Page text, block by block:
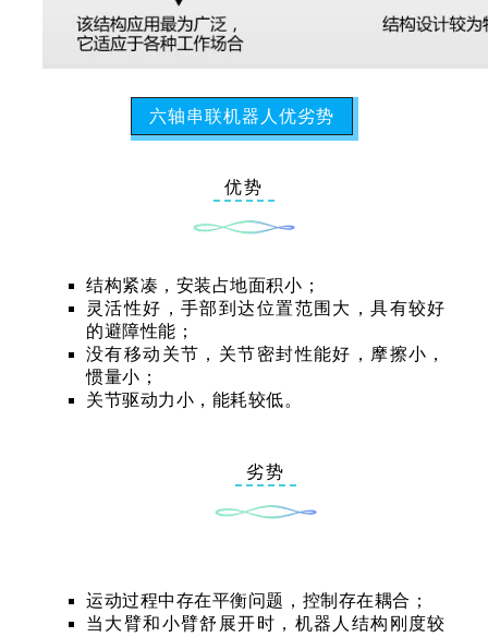
六轴串联机器人优劣势
优势
结构紧凑，安装占地面积小；
灵活性好，手部到达位置范围大，具有较好
的避障性能；
没有移动关节，关节密封性能好，摩擦小，
惯量小；
关节驱动力小，能耗较低。
劣势
运动过程中存在平衡问题，控制存在耦合；
当大臂和小臂舒展开时，机器人结构刚度较